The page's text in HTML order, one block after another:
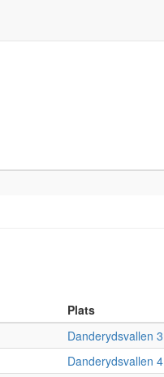
Plats
Danderydsvallen 3
Danderydsvallen 4